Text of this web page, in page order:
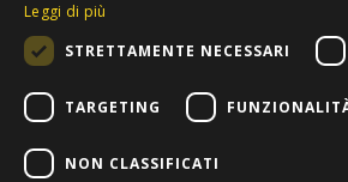
Leggi di più
STRETTAMENTE NECESSARI
TARGETING
NON CLASSIFICATI